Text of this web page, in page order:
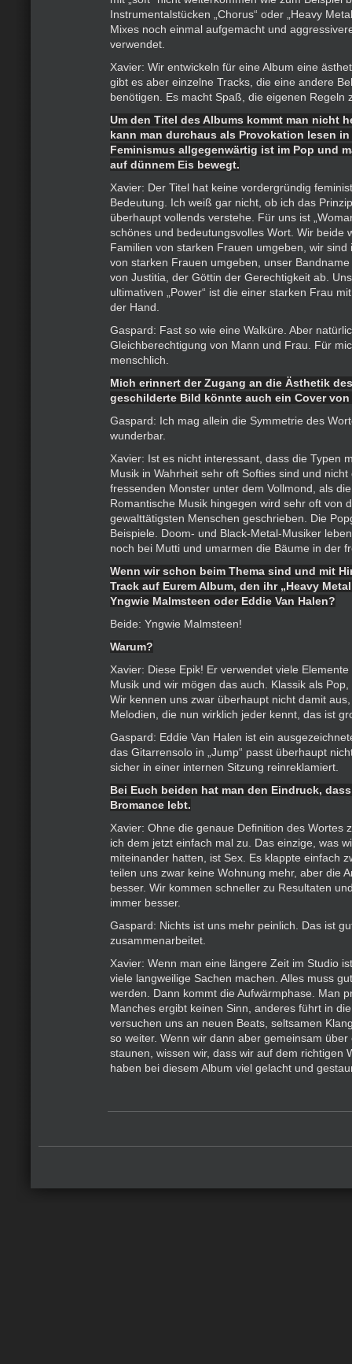
Instrumentalstücken „Chorus“ oder „Heavy
Mixes noch einmal aufgemacht und
verwendet.
Xavier: Wir entwickeln für eine Album eine
gibt es aber einzelne Tracks, die eine andere
benötigen. Es macht Spaß, die eigenen Regeln
Um den Titel des Albums kommt man nicht
kann man durchaus als Provokation lesen
Feminismus allgegenwärtig ist im Pop und
auf dünnem Eis bewegt.
Xavier: Der Titel hat keine vordergründig
Bedeutung. Ich weiß gar nicht, ob ich das
überhaupt vollends verstehe. Für uns ist
schönes und bedeutungsvolles Wort. Wir beide
Familien von starken Frauen umgeben, wir sind
von starken Frauen umgeben, unser Bandname
von Justitia, der Göttin der Gerechtigkeit ab.
ultimativen „Power“ ist die einer starken Frau
der Hand.
Gaspard: Fast so wie eine Walküre. Aber
Gleichberechtigung von Mann und Frau. Für
menschlich.
Mich erinnert der Zugang an die Ästhetik
geschilderte Bild könnte auch ein Cover von
Gaspard: Ich mag allein die Symmetrie des
wunderbar.
Xavier: Ist es nicht interessant, dass die Typen
Musik in Wahrheit sehr oft Softies sind und
fressenden Monster unter dem Vollmond, als
Romantische Musik hingegen wird sehr oft von
gewalttätigsten Menschen geschrieben. Die
Beispiele. Doom- und Black-Metal-Musiker
noch bei Mutti und umarmen die Bäume in der
Wenn wir schon beim Thema sind und mit
Track auf Eurem Album, den ihr „Heavy
Yngwie Malmsteen oder Eddie Van Halen?
Beide: Yngwie Malmsteen!
Warum?
Xavier: Diese Epik! Er verwendet viele
Musik und wir mögen das auch. Klassik als
Wir kennen uns zwar überhaupt nicht damit
Melodien, die nun wirklich jeder kennt, das ist
Gaspard: Eddie Van Halen ist ein
das Gitarrensolo in „Jump“ passt überhaupt
sicher in einer internen Sitzung reinreklamiert.
Bei Euch beiden hat man den Eindruck,
Bromance lebt.
Xavier: Ohne die genaue Definition des Wortes
ich dem jetzt einfach mal zu. Das einzige, was
miteinander hatten, ist Sex. Es klappte einfach
teilen uns zwar keine Wohnung mehr, aber die
besser. Wir kommen schneller zu Resultaten
immer besser.
Gaspard: Nichts ist uns mehr peinlich. Das ist
zusammenarbeitet.
Xavier: Wenn man eine längere Zeit im Studio
viele langweilige Sachen machen. Alles muss
werden. Dann kommt die Aufwärmphase. Man
Manches ergibt keinen Sinn, anderes führt in
versuchen uns an neuen Beats, seltsamen
so weiter. Wenn wir dann aber gemeinsam
staunen, wissen wir, dass wir auf dem richtigen
haben bei diesem Album viel gelacht und